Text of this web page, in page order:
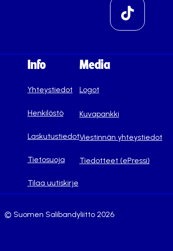
Info
Yhteystiedot
Henkilöstö
Laskutustiedot
Tietosuoja
Tilaa uutiskirje
Media
Logot
Kuvapankki
Viestinnän yhteystiedot
Tiedotteet (ePressi)
© Suomen Salibandyliitto 2026